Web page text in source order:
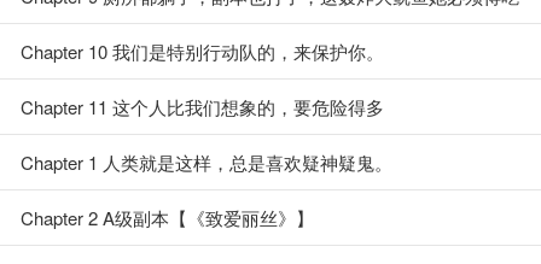
上！
Chapter 10 我们是特别行动队的，来保护你。
Chapter 11 这个人比我们想象的，要危险得多
Chapter 1 人类就是这样，总是喜欢疑神疑鬼。
Chapter 2 A级副本【《致爱丽丝》】